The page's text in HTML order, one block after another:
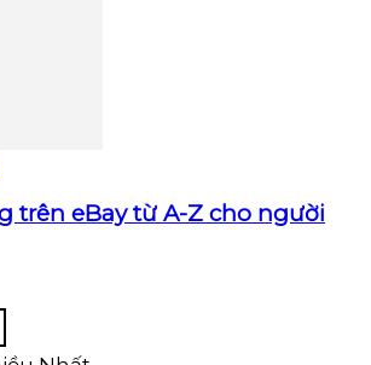
trên eBay từ A-Z cho người